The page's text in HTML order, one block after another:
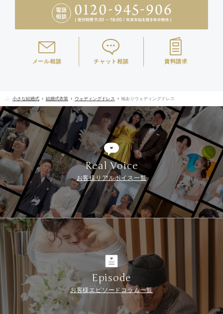
メール相談 チャット相談 資料請求
小さな結婚式 結婚式衣装 ウェディングドレス 袖ありウェディングドレス
Real Voice
お客様リアルボイス一覧
Episode
お客様エピソードコラム一覧